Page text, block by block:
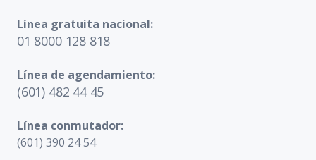
Línea gratuita nacional:
01 8000 128 818
Línea de agendamiento:
(601) 482 44 45
Línea conmutador:
(601) 390 24 54